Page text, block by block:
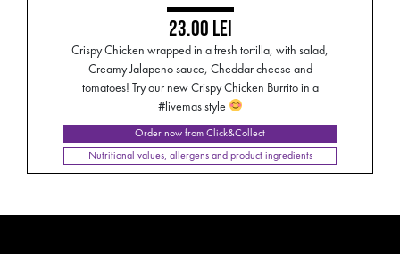
23.00 LEI
Crispy Chicken wrapped in a fresh tortilla, with salad,
Creamy Jalapeno sauce, Cheddar cheese and
tomatoes! Try our new Crispy Chicken Burrito in a
#livemas style
Order now from Click&Collect
Nutritional values, allergens and product ingredients